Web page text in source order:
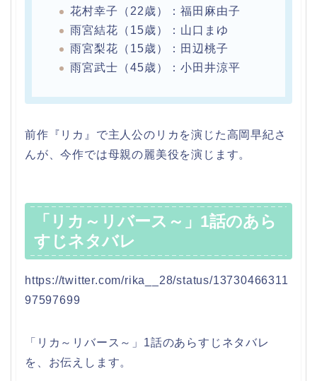
花村幸子（22歳）：福田麻由子
雨宮結花（15歳）：山口まゆ
雨宮梨花（15歳）：田辺桃子
雨宮武士（45歳）：小田井涼平
前作『リカ』で主人公のリカを演じた高岡早紀さ
んが、今作では母親の麗美役を演じます。
「リカ～リバース～」1話のあら
すじネタバレ
https://twitter.com/rika__28/status/13730466311
97597699
「リカ～リバース～」1話のあらすじネタバレ
を、お伝えします。